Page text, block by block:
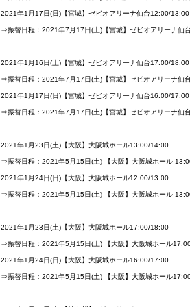
2021年1月17日(日)【宮城】ゼビオアリーナ仙台12:00/13:00
⇒振替日程：2021年7月17日(土)【宮城】ゼビオアリーナ仙
2021年1月16日(土)【宮城】ゼビオアリーナ仙台17:00/18:00
⇒振替日程：2021年7月17日(土)【宮城】ゼビオアリーナ仙
2021年1月17日(日)【宮城】ゼビオアリーナ仙台16:00/17:00
⇒振替日程：2021年7月17日(土)【宮城】ゼビオアリーナ仙
2021年1月23日(土)【大阪】大阪城ホール13:00/14:00
⇒振替日程：2021年5月15日(土) 【大阪】大阪城ホール
2021年1月24日(日)【大阪】大阪城ホール12:00/13:00
⇒振替日程：2021年5月15日(土) 【大阪】大阪城ホール
2021年1月23日(土)【大阪】大阪城ホール17:00/18:00
⇒振替日程：2021年5月15日(土) 【大阪】大阪城ホール
2021年1月24日(日)【大阪】大阪城ホール16:00/17:00
⇒振替日程：2021年5月15日(土) 【大阪】大阪城ホール